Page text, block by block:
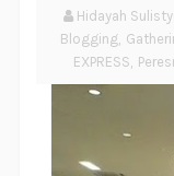
Hidayah
Blogging,
EXPRESS,